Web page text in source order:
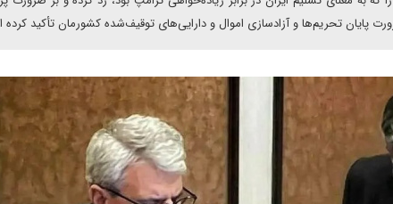
پایان تحریم‌ها و آزادسازی اموال و دارایی‌های توقیف‌شده کشورمان تأکید